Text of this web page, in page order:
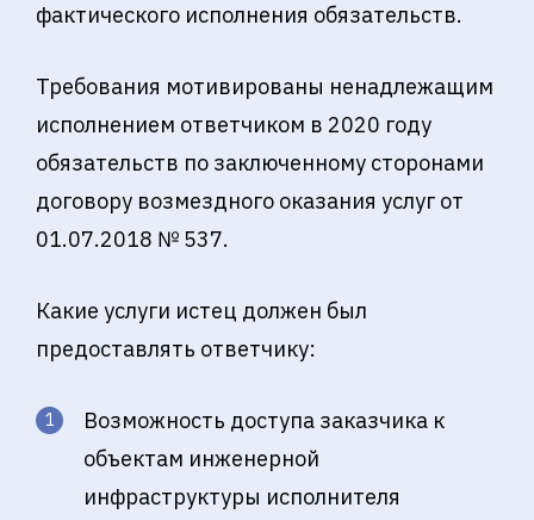
фактического исполнения обязательств.
Требования мотивированы ненадлежащим
исполнением ответчиком в 2020 году
обязательств по заключенному сторонами
договору возмездного оказания услуг от
01.07.2018 № 537.
Какие услуги истец должен был
предоставлять ответчику:
Возможность доступа заказчика к
объектам инженерной
инфраструктуры исполнителя